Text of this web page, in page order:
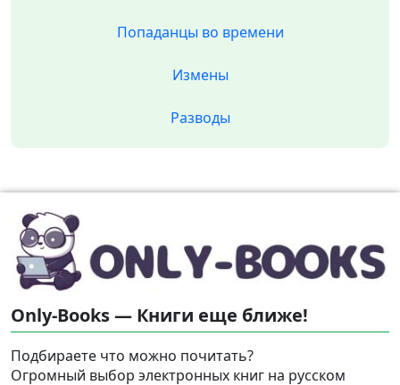
Попаданцы во времени
Измены
Разводы
Only-Books — Книги еще ближе!
Подбираете что можно почитать?
Огромный выбор электронных книг на русском